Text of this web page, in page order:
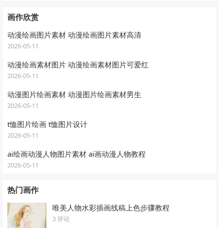
画作欣赏
动漫绘画图片素材 动漫绘画图片素材高清
2026-05-11
动漫绘画素材图片 动漫绘画素材图片可爱红
2026-05-11
动漫图片绘画素材 动漫图片绘画素材男生
2026-05-11
t恤图片绘画 t恤图片设计
2026-05-11
ai绘画动漫人物图片素材 ai画动漫人物教程
2026-05-11
热门画作
唯美人物水彩插画线稿上色步骤教程
3 评论